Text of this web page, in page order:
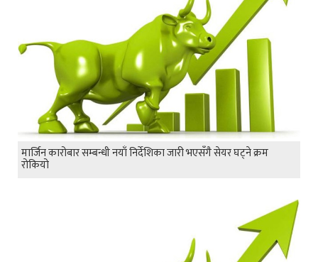
मार्जिन कारोबार सम्बन्धी नयाँ निर्देशिका जारी भएसँगै सेयर घट्ने क्रम
रोकियो